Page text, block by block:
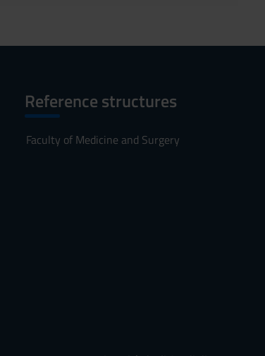
Reference structures
Faculty of Medicine and Surgery